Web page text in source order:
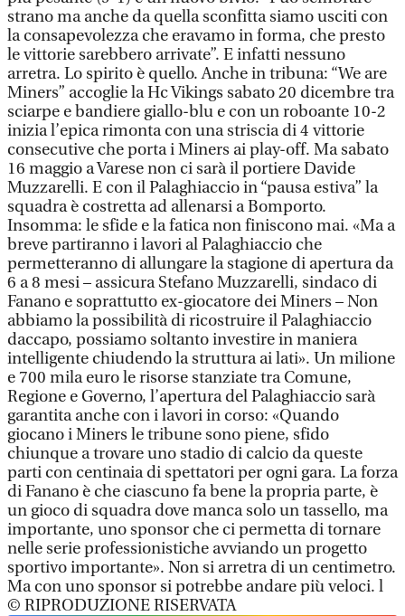
strano ma anche da quella sconfitta siamo usciti con
la consapevolezza che eravamo in forma, che presto
le vittorie sarebbero arrivate”. E infatti nessuno
arretra. Lo spirito è quello. Anche in tribuna: “We are
Miners” accoglie la Hc Vikings sabato 20 dicembre tra
sciarpe e bandiere giallo-blu e con un roboante 10-2
inizia l’epica rimonta con una striscia di 4 vittorie
consecutive che porta i Miners ai play-off. Ma sabato
16 maggio a Varese non ci sarà il portiere Davide
Muzzarelli. E con il Palaghiaccio in “pausa estiva” la
squadra è costretta ad allenarsi a Bomporto.
Insomma: le sfide e la fatica non finiscono mai. «Ma a
breve partiranno i lavori al Palaghiaccio che
permetteranno di allungare la stagione di apertura da
6 a 8 mesi – assicura Stefano Muzzarelli, sindaco di
Fanano e soprattutto ex-giocatore dei Miners – Non
abbiamo la possibilità di ricostruire il Palaghiaccio
daccapo, possiamo soltanto investire in maniera
intelligente chiudendo la struttura ai lati». Un milione
e 700 mila euro le risorse stanziate tra Comune,
Regione e Governo, l’apertura del Palaghiaccio sarà
garantita anche con i lavori in corso: «Quando
giocano i Miners le tribune sono piene, sfido
chiunque a trovare uno stadio di calcio da queste
parti con centinaia di spettatori per ogni gara. La forza
di Fanano è che ciascuno fa bene la propria parte, è
un gioco di squadra dove manca solo un tassello, ma
importante, uno sponsor che ci permetta di tornare
nelle serie professionistiche avviando un progetto
sportivo importante». Non si arretra di un centimetro.
Ma con uno sponsor si potrebbe andare più veloci. l
© RIPRODUZIONE RISERVATA